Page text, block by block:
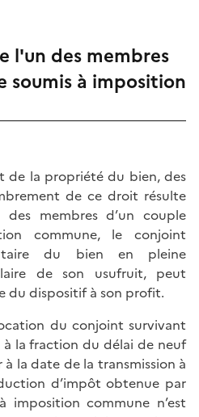
l'un des membres
soumis à imposition
de la propriété du bien, des
de ce droit résulte
membres d’un couple
commune, le conjoint
du bien en pleine
de son usufruit, peut
du dispositif à son profit.
du conjoint survivant
la fraction du délai de neuf
la date de la transmission à
d’impôt obtenue par
imposition commune n’est